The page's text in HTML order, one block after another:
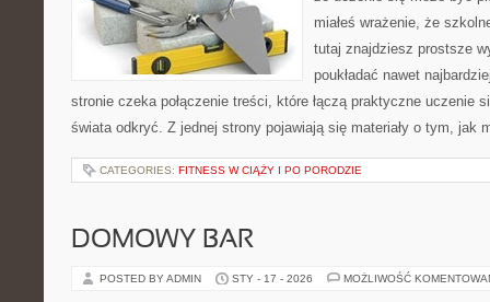
miałeś wrażenie, że
tutaj znajdziesz prostsze
poukładać nawet
stronie czeka połączenie treści, które łączą praktyczne uczenie
świata odkryć. Z jednej strony pojawiają się materiały o tym, jak
CATEGORIES: FITNESS W CIĄŻY I PO PORODZIE
DOMOWY BAR
POSTED BY ADMIN STY - 17 - 2026 MOŻLIWOŚĆ